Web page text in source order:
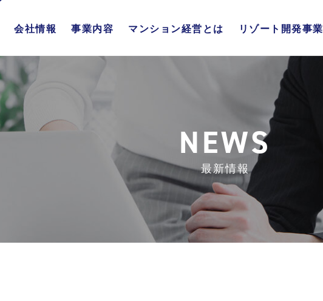
会社情報
会社概要
企業理念
代表挨拶
行動指針
事業内容
不動産販売事業
不動産流通事業
リゾート開発事業
総合管理事業
マンション経営とは
マンション経営の仕組み
4大メリット
年代別メリット
リゾート開発事業
NEWS
最新情報